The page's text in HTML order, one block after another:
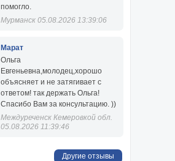
помогло.
Мурманск 05.08.2026 13:39:06
Марат
Ольга
Евгеньевна,молодец,хорошо
объясняет и не затягивает с
ответом! так держать Ольга!
Спасибо Вам за консультацию. ))
Междуреченск Кемеровкой обл.
05.08.2026 11:39:46
Другие отзывы